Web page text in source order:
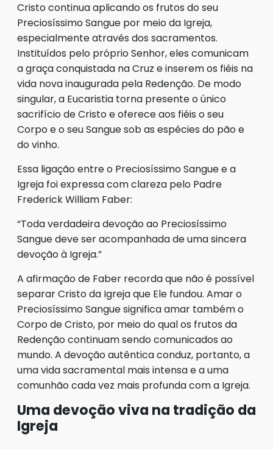
Cristo continua aplicando os frutos do seu
Preciosíssimo Sangue por meio da Igreja,
especialmente através dos sacramentos.
Instituídos pelo próprio Senhor, eles comunicam
a graça conquistada na Cruz e inserem os fiéis na
vida nova inaugurada pela Redenção. De modo
singular, a Eucaristia torna presente o único
sacrifício de Cristo e oferece aos fiéis o seu
Corpo e o seu Sangue sob as espécies do pão e
do vinho.
Essa ligação entre o Preciosíssimo Sangue e a
Igreja foi expressa com clareza pelo Padre
Frederick William Faber:
“Toda verdadeira devoção ao Preciosíssimo
Sangue deve ser acompanhada de uma sincera
devoção à Igreja.”
A afirmação de Faber recorda que não é possível
separar Cristo da Igreja que Ele fundou. Amar o
Preciosíssimo Sangue significa amar também o
Corpo de Cristo, por meio do qual os frutos da
Redenção continuam sendo comunicados ao
mundo. A devoção autêntica conduz, portanto, a
uma vida sacramental mais intensa e a uma
comunhão cada vez mais profunda com a Igreja.
Uma devoção viva na tradição da
Igreja